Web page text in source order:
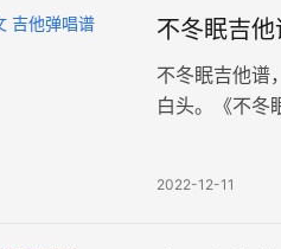
不冬眠吉
不冬眠吉他谱
白头。《不冬
2022-12-11